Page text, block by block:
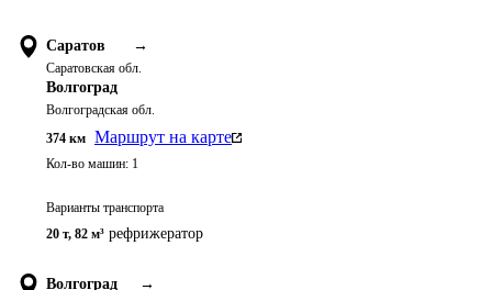
Саратов →
Саратовская обл.
Волгоград
Волгоградская обл.
374 км Маршрут на карте
Кол-во машин: 1
Варианты транспорта
20 т, 82 м³ рефрижератор
Волгоград →